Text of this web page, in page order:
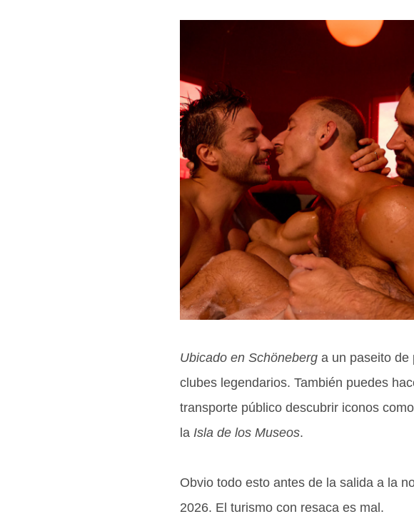
Ubicado en Schöneberg a un paseito de
clubes legendarios. También puedes
transporte público descubrir iconos
la Isla de los Museos.
Obvio todo esto antes de la salida a la
2026. El turismo con resaca es mal.